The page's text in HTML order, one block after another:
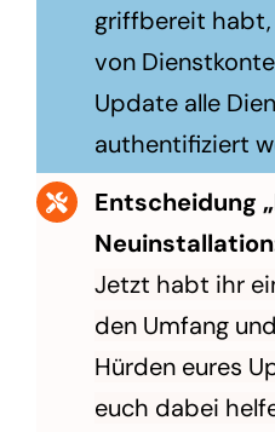
griffbereit
von
Update alle
authentifiziert
Entscheidung
Jetzt habt ihr
den Umfang
Hürden eures
euch dabei